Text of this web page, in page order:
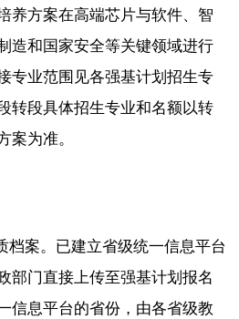
养方案在高端芯片与软件、智
造和国家安全等关键领域进行
专业范围见各强基计划招生专
转段具体招生专业和名额以转
案为准。
档案。已建立省级统一信息平台
部门直接上传至强基计划报名
信息平台的省份，由各省级教